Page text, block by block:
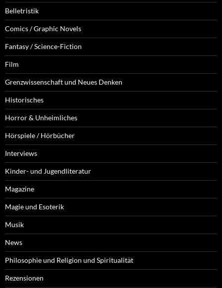
Belletristik
Comics / Graphic Novels
Fantasy / Science-Fiction
Film
Grenzwissenschaft und Neues Denken
Historisches
Horror & Unheimliches
Hörspiele / Hörbücher
Interviews
Kinder- und Jugendliteratur
Magazine
Magie und Esoterik
Musik
News
Philosophie und Religion und Spiritualität
Rezensionen